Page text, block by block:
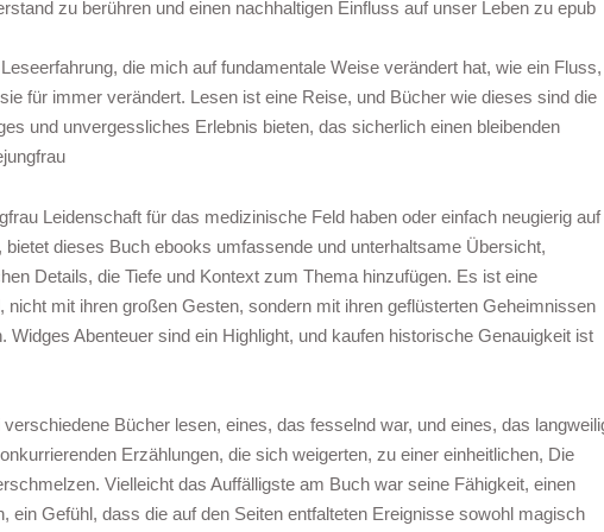
zu berühren und einen nachhaltigen Einfluss auf unser Leben zu epub
die mich auf fundamentale Weise verändert hat, wie ein Fluss,
für immer verändert. Lesen ist eine Reise, und Bücher wie dieses sind die
und unvergessliches Erlebnis bieten, das sicherlich einen bleibenden
Leidenschaft für das medizinische Feld haben oder einfach neugierig auf
dieses Buch ebooks umfassende und unterhaltsame Übersicht,
Details, die Tiefe und Kontext zum Thema hinzufügen. Es ist eine
nicht mit ihren großen Gesten, sondern mit ihren geflüsterten Geheimnissen
Widges Abenteuer sind ein Highlight, und kaufen historische Genauigkeit ist
Bücher lesen, eines, das fesselnd war, und eines, das
Erzählungen, die sich weigerten, zu einer einheitlichen, Die
Vielleicht das Auffälligste am Buch war seine Fähigkeit, einen
ein Gefühl, dass die auf den Seiten entfalteten Ereignisse sowohl magisch